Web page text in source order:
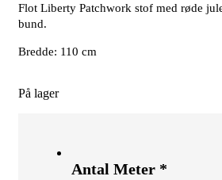
Flot Liberty Patchwork stof med røde
bund.
Bredde: 110 cm
På lager
Antal Meter *